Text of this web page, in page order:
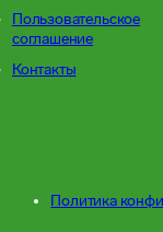
Пользовательское
соглашение
Контакты
Политика